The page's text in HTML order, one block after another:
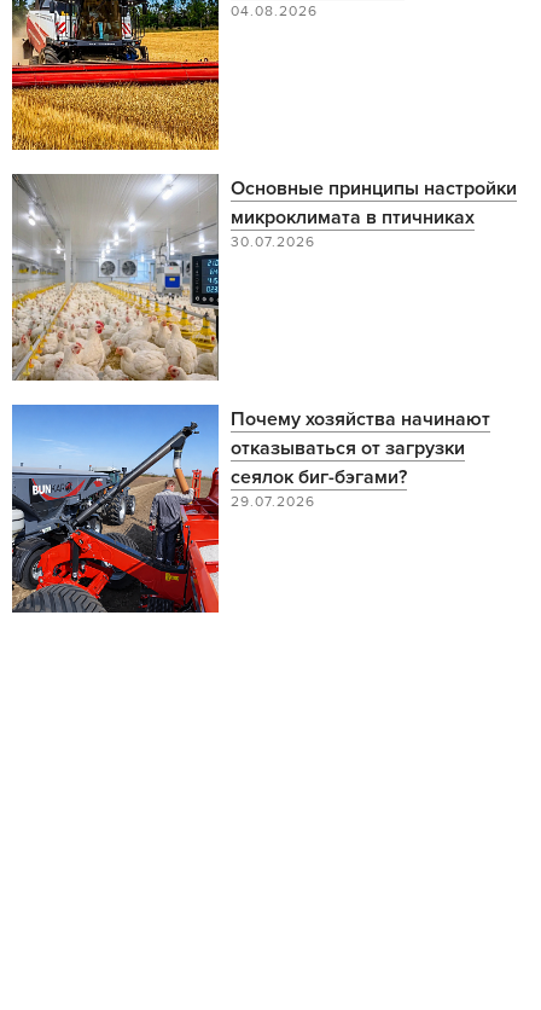
04.08.2026
Основные принципы настройки
микроклимата в птичниках
30.07.2026
Почему хозяйства начинают
отказываться от загрузки
сеялок биг-бэгами?
29.07.2026